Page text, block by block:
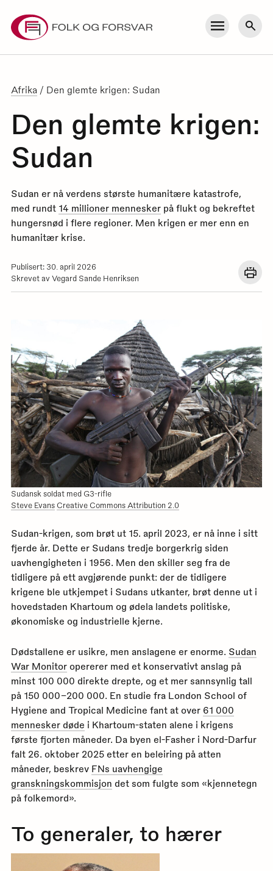
content
Meny Søk
Afrika / Den glemte krigen: Sudan
Den glemte krigen:
Sudan
Sudan er nå verdens største humanitære katastrofe,
med rundt 14 millioner menneskerpå flukt og bekreftet
hungersnød i flere regioner. Men krigen er mer enn en
humanitær krise.
Publisert: 30. april 2026
Skrevet av Vegard Sande Henriksen
Åpne
en
Sudansk soldat med G3-rifle
Steve Evans Creative Commons Attribution 2.0
Sudan-krigen, som brøt ut 15. april 2023, er nå inne i sitt
fjerde år. Dette er Sudans tredje borgerkrig siden
uavhengigheten i 1956. Men den skiller seg fra de
tidligere på ett avgjørende punkt: der de tidligere
krigene ble utkjempet i Sudans utkanter, brøt denne ut i
hovedstaden Khartoum og ødela landets politiske,
økonomiske og industrielle kjerne.
Dødstallene er usikre, men anslagene er enorme. Sudan
War Monitoropererer med et konservativt anslag på
minst 100 000 direkte drepte, og et mer sannsynlig tall
på 150 000–200 000. En studie fra London School of
Hygiene and Tropical Medicine fant at over 61 000
mennesker døde i Khartoum-staten alene i krigens
første fjorten måneder. Da byen el-Fasher i Nord-Darfur
falt 26. oktober 2025 etter en beleiring på atten
måneder, beskrev FNs uavhengige
granskningskommisjon det som fulgte som «kjennetegn
på folkemord».
To generaler, to hærer